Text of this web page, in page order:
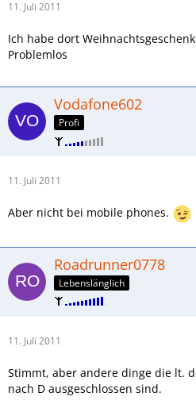
11. Juli 2011
Ich habe dort
Problemlos
Vodafone602
Profi
11. Juli 2011
Aber nicht bei mobile phones.
Roadrunner0778
Lebenslänglich
11. Juli 2011
Stimmt, aber andere dinge die lt.
nach D ausgeschlossen sind.